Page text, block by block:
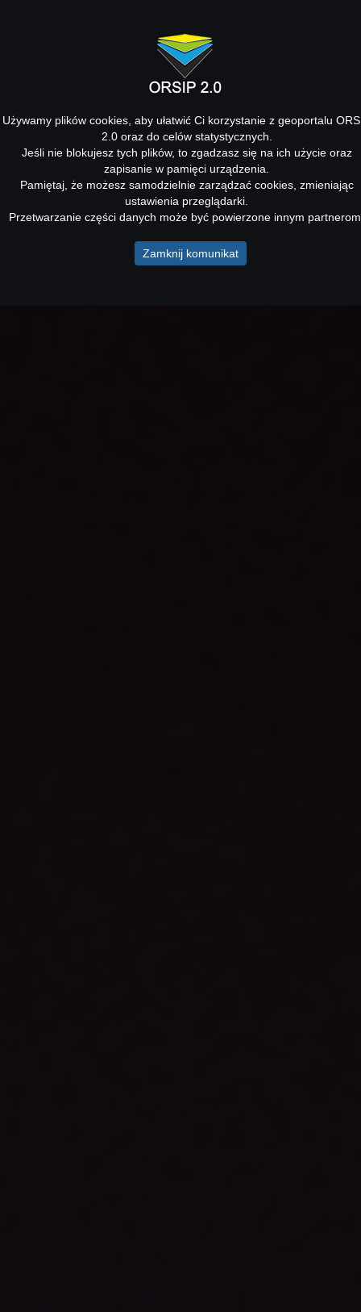
Używamy plików cookies, aby ułatwić Ci korzystanie z geoportalu
2.0 oraz do celów statystycznych.
Jeśli nie blokujesz tych plików, to zgadzasz się na ich użycie oraz
zapisanie w pamięci urządzenia.
Pamiętaj, że możesz samodzielnie zarządzać cookies, zmieniając
ustawienia przeglądarki.
Przetwarzanie części danych może być powierzone innym
Zamknij komunikat